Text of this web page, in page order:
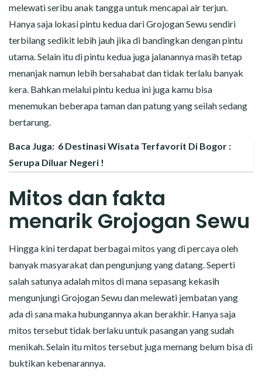
melewati seribu anak tangga untuk mencapai air terjun.
Hanya saja lokasi pintu kedua dari Grojogan Sewu sendiri
terbilang sedikit lebih jauh jika di bandingkan dengan pintu
utama. Selain itu di pintu kedua juga jalanannya masih tetap
menanjak namun lebih bersahabat dan tidak terlalu banyak
kera. Bahkan melalui pintu kedua ini juga kamu bisa
menemukan beberapa taman dan patung yang seilah sedang
bertarung.
Baca Juga: 6 Destinasi Wisata Terfavorit Di Bogor :
Serupa Diluar Negeri !
Mitos dan fakta
menarik Grojogan Sewu
Hingga kini terdapat berbagai mitos yang di percaya oleh
banyak masyarakat dan pengunjung yang datang. Seperti
salah satunya adalah mitos di mana sepasang kekasih
mengunjungi Grojogan Sewu dan melewati jembatan yang
ada di sana maka hubungannya akan berakhir. Hanya saja
mitos tersebut tidak berlaku untuk pasangan yang sudah
menikah. Selain itu mitos tersebut juga memang belum bisa di
buktikan kebenarannya.